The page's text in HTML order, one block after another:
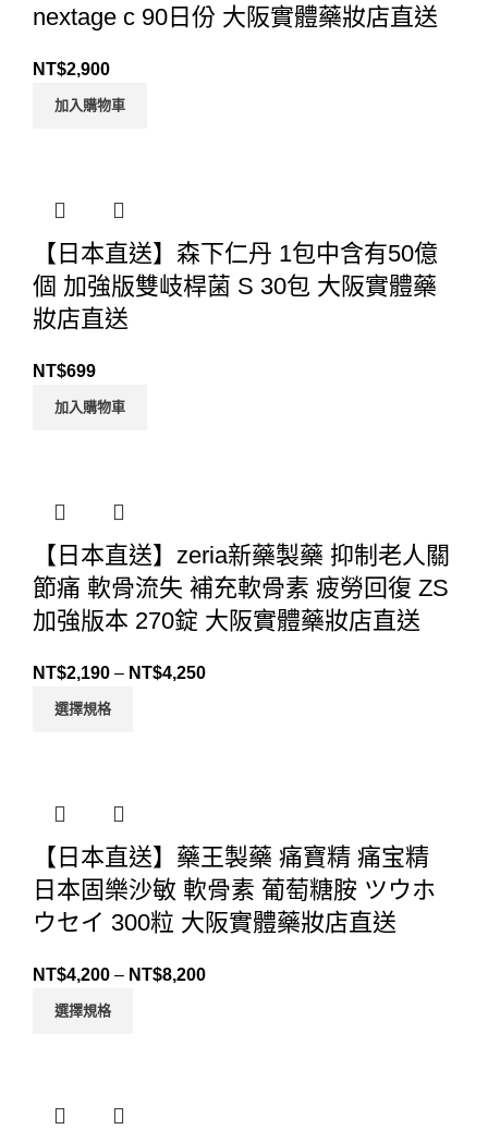
nextage c 90日份 大阪實體藥妝店直送
NT$2,900
加入購物車
【日本直送】森下仁丹 1包中含有50億
個 加強版雙岐桿菌 S 30包 大阪實體藥
妝店直送
NT$699
加入購物車
【日本直送】zeria新藥製藥 抑制老人關
節痛 軟骨流失 補充軟骨素 疲勞回復 ZS
加強版本 270錠 大阪實體藥妝店直送
NT$2,190 – NT$4,250
選擇規格
【日本直送】藥王製藥 痛寶精 痛宝精
日本固樂沙敏 軟骨素 葡萄糖胺 ツウホ
ウセイ 300粒 大阪實體藥妝店直送
NT$4,200 – NT$8,200
選擇規格